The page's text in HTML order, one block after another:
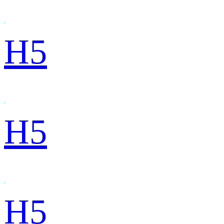
H5
H5
H5